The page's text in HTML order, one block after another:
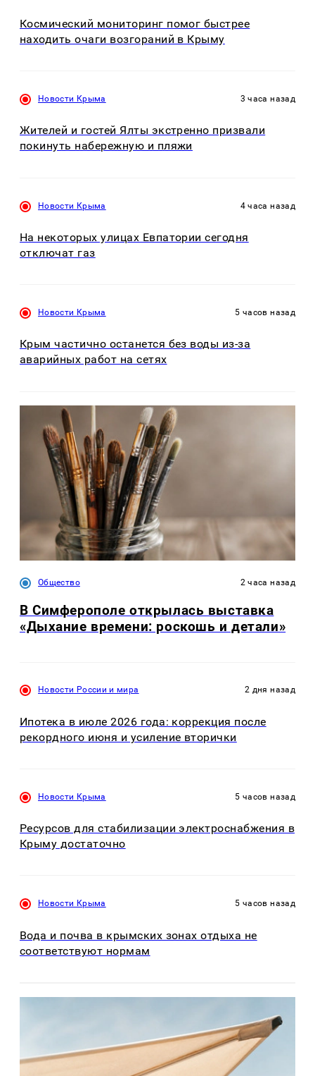
Космический мониторинг помог быстрее
находить очаги возгораний в Крыму
Новости Крыма 3 часа назад
Жителей и гостей Ялты экстренно призвали
покинуть набережную и пляжи
Новости Крыма 4 часа назад
На некоторых улицах Евпатории сегодня
отключат газ
Новости Крыма 5 часов назад
Крым частично останется без воды из-за
аварийных работ на сетях
Общество 2 часа назад
В Симферополе открылась выставка
«Дыхание времени: роскошь и детали»
Новости России и мира 2 дня назад
Ипотека в июле 2026 года: коррекция после
рекордного июня и усиление вторички
Новости Крыма 5 часов назад
Ресурсов для стабилизации электроснабжения в
Крыму достаточно
Новости Крыма 5 часов назад
Вода и почва в крымских зонах отдыха не
соответствуют нормам